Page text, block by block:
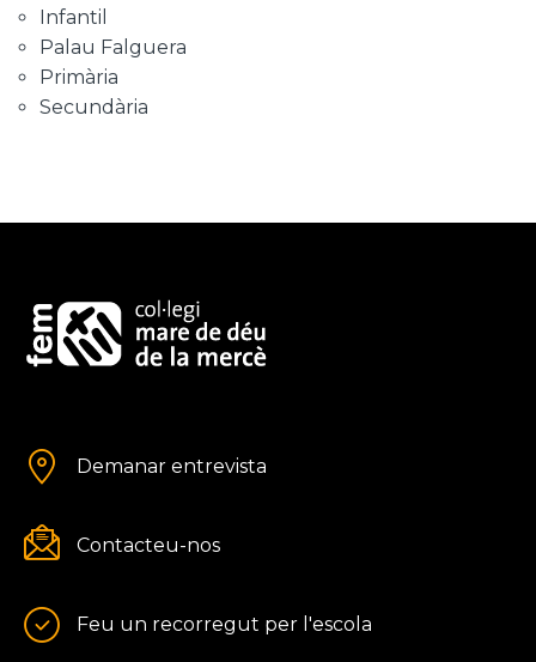
Infantil
Palau Falguera
Primària
Secundària
Demanar entrevista
Contacteu-nos
Feu un recorregut per l'escola